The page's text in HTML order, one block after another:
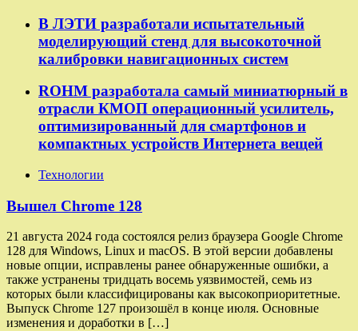
В ЛЭТИ разработали испытательный
моделирующий стенд для высокоточной
калибровки навигационных систем
ROHM разработала самый миниатюрный в
отрасли КМОП операционный усилитель,
оптимизированный для смартфонов и
компактных устройств Интернета вещей
Технологии
Вышел Chrome 128
21 августа 2024 года состоялся релиз браузера Google Chrome
128 для Windows, Linux и macOS. В этой версии добавлены
новые опции, исправлены ранее обнаруженные ошибки, а
также устранены тридцать восемь уязвимостей, семь из
которых были классифицированы как высокоприоритетные.
Выпуск Chrome 127 произошёл в конце июля. Основные
изменения и доработки в […]